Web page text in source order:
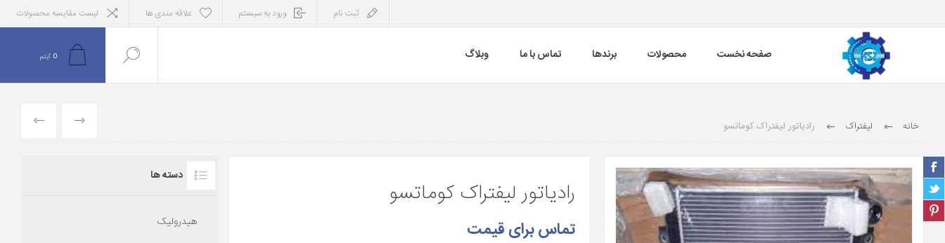
ثبت نام ورود به سیستم علاقه مندی ها لیست مقایسه محصولات
صفحه نخست محصولات برندها تماس با ما وبلاگ 0 آیتم
خانه لیفتراک رادیاتور لیفتراک کوماتسو بعدی
رادیاتور لیفتراک کوماتسو
تماس برای قیمت
دسته ها
هیدرولیک